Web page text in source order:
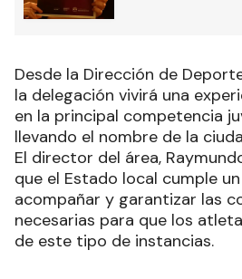
Desde la Dirección de
la delegación vivirá una
en la principal competencia
llevando el nombre de la
El director del área,
que el Estado local cumple
acompañar y garantizar las
necesarias para que los
de este tipo de instancias.